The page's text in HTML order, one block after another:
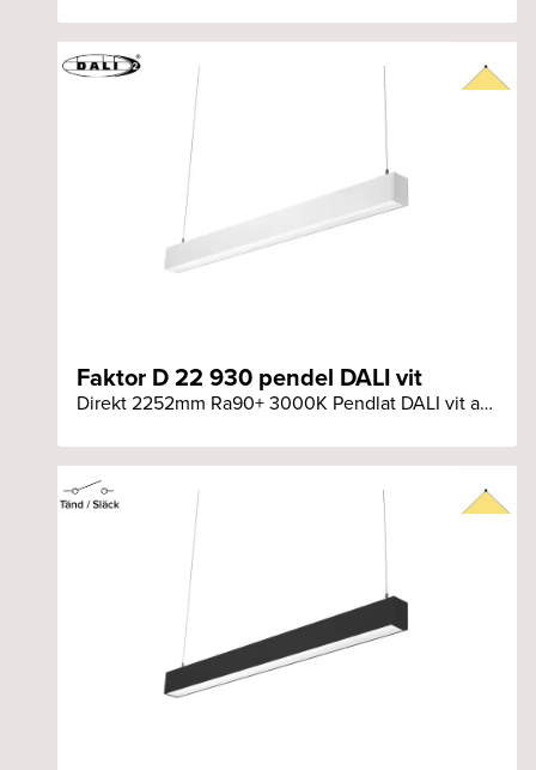
Faktor D 22 930 pendel DALI vit
Direkt 2252mm Ra90+ 3000K Pendlat DALI vit armatur